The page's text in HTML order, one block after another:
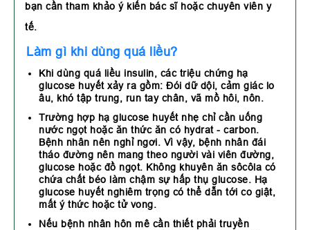
bạn cần tham khảo ý kiến bác sĩ hoặc chuyên viên y
tế.
Làm gì khi dùng quá liều?
Khi dùng quá liều insulin, các triệu chứng hạ
glucose huyết xảy ra gồm: Đói dữ dội, cảm giác lo
âu, khó tập trung, run tay chân, vã mồ hôi, nôn.
Trường hợp hạ glucose huyết nhẹ chỉ cần uống
nước ngọt hoặc ăn thức ăn có hydrat - carbon.
Bệnh nhân nên nghỉ ngơi. Vì vậy, bệnh nhân đái
tháo đường nên mang theo người vài viên đường,
glucose hoặc đồ ngọt. Không khuyên ăn sôcôla có
chứa chất béo làm chậm sự hấp thụ glucose. Hạ
glucose huyết nghiêm trọng có thể dẫn tới co giật,
mất ý thức hoặc tử vong.
Nếu bệnh nhân hôn mê cần thiết phải truyền